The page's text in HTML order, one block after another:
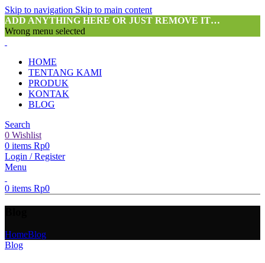
Skip to navigation Skip to main content
ADD ANYTHING HERE OR JUST REMOVE IT…
Wrong menu selected
HOME
TENTANG KAMI
PRODUK
KONTAK
BLOG
Search
0 Wishlist
0 items Rp0
Login / Register
Menu
0 items Rp0
HomeBlog
Blog